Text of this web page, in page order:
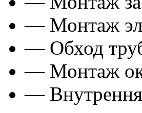
— Монтаж
— Обход
— Монтаж
—